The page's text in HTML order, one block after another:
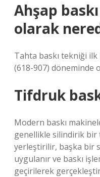
Ahşap
olarak
Tahta baskı tekniği ilk
(618-907) döneminde
Tifdruk
Modern baskı
genellikle silindirik
yerleştirilir, başka bir
uygulanır ve baskı
geçirilerek